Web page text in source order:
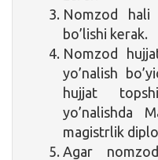
Nomzod hali
bo’lishi kerak.
Nomzod
yo’nalish
hujjat
yo’nalishda
magistrlik
Agar